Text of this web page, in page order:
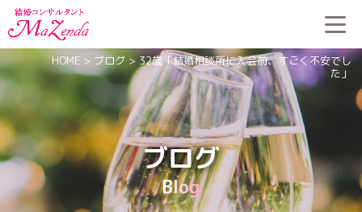
ブログ
Blog
HOME > ブログ > 32歳「結婚相談所に入会前、すごく不安でし
た」